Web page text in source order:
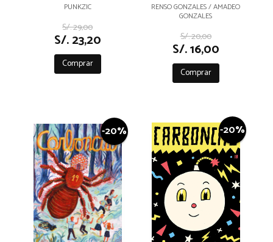
PUNKZIC
S/. 29,00
S/. 23,20
Comprar
RENSO GONZALES / AMADEO
GONZALES
S/. 20,00
S/. 16,00
Comprar
-20% -20%